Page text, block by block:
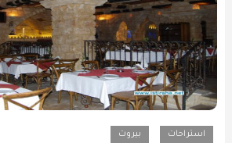
استراحات بيروت